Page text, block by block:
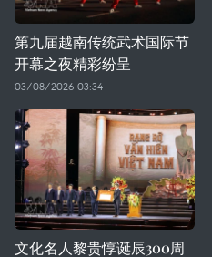
第九届越南传统武术国际节
开幕之夜精彩纷呈
03/08/2026 03:34
文化名人黎贵惇诞辰300周